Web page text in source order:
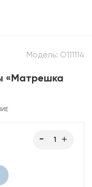
Модель: O111114
«Матрешка